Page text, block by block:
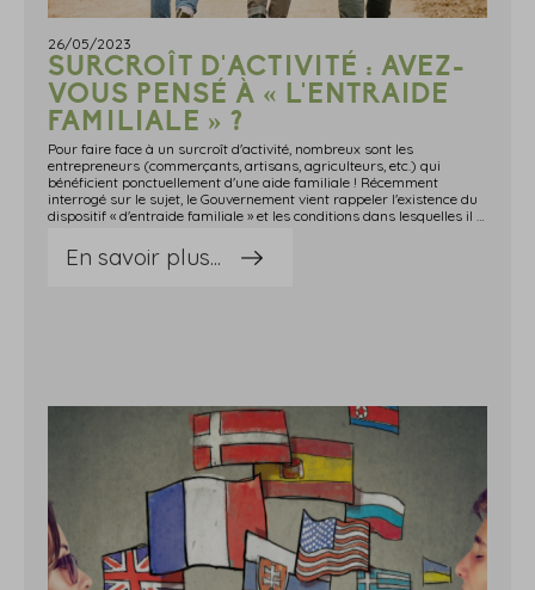
26/05/2023
SURCROÎT D'ACTIVITÉ : AVEZ-
VOUS PENSÉ À « L'ENTRAIDE
FAMILIALE » ?
Pour faire face à un surcroît d'activité, nombreux sont les
entrepreneurs (commerçants, artisans, agriculteurs, etc.) qui
bénéficient ponctuellement d'une aide familiale ! Récemment
interrogé sur le sujet, le Gouvernement vient rappeler l'existence du
dispositif « d'entraide familiale » et les conditions dans lesquelles il peut être utilisé…Entraide familiale : de quoi s'agit-il ?Bien que non encadrée légalement, l'Urssaf définit l'entraide familiale comme une aide ou une assistance apportée dans le cadre familial, exercée de manière occasionnelle et spontanée, en dehors de toute rémunération et de tout lien de subordination.Concrètement, il s'agit d'une aide apportée en situation d'urgence, pour une très courte durée, à titre bénévole, et qui ne doit pas être destinée à pourvoir un poste de travail nécessaire au fonctionnement normal et permanent de l'entreprise.L'agence centrale des organismes de sécurité sociale (ACOSS) et la caisse de mutualité française (MSA) considèrent que l'entraide familiale ne peut être faite que par un parent du 1er degré (père, mère, enfant, frère, sœur et conjoint).Ne s'agissant pas d'une activité salariée, et parce qu'elle ne confère pas de statut spécifique à l'aidant, l'entraide familiale n'a pas à être déclarée à l'administration.Pour finir, même si l'entraide familiale est toujours présumée, cette présomption peut être renversée.Tel sera le cas, par exemple, s'il apparaît, après examen, que cette « entraide familiale » servait à dissimuler une véritable activité professionnelle non déclarée. Dans une telle situation, notez que l'entrepreneur contrevenant s'expose à des sanctions pénales, ainsi qu'à des redressements en matière de cotisations et contributions sociales. Sources : Réponse ministérielle Louwagie du 23 mai 2023, Assemblée nationale, n° 5063 : « Aide d'un parent à un agriculteur, un artisan ou commerçant »Surcroît d'activité : avez-vous pensé à « l'entraide familiale » ? - © Copyright WebLex
En savoir plus...